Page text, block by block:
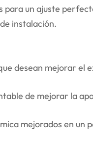
para un ajuste
instalación.
desean mejorar el
de mejorar la
mejorados en un